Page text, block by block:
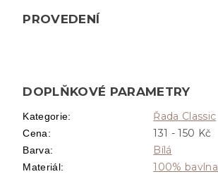
PROVEDENÍ
DOPLŇKOVÉ PARAMETRY
Kategorie: Řada Classic
Cena: 131 - 150 Kč
Barva: Bílá
Materiál: 100% bavlna